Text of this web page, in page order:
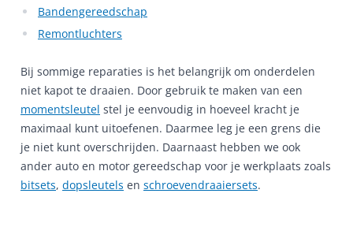
Bandengereedschap
Remontluchters
Bij sommige reparaties is het belangrijk om onderdelen
niet kapot te draaien. Door gebruik te maken van een
momentsleutel stel je eenvoudig in hoeveel kracht je
maximaal kunt uitoefenen. Daarmee leg je een grens die
je niet kunt overschrijden. Daarnaast hebben we ook
ander auto en motor gereedschap voor je werkplaats zoals
bitsets, dopsleutels en schroevendraaiersets.